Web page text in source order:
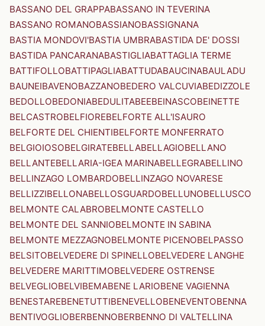
BASSANO DEL GRAPPABASSANO IN TEVERINA
BASSANO ROMANOBASSIANOBASSIGNANA
BASTIA MONDOVI'BASTIA UMBRABASTIDA DE' DOSSI
BASTIDA PANCARANABASTIGLIABATTAGLIA TERME
BATTIFOLLOBATTIPAGLIABATTUDABAUCINABAULADU
BAUNEIBAVENOBAZZANOBEDERO VALCUVIABEDIZZOLE
BEDOLLOBEDONIABEDULITABEEBEINASCOBEINETTE
BELCASTROBELFIOREBELFORTE ALL'ISAURO
BELFORTE DEL CHIENTIBELFORTE MONFERRATO
BELGIOIOSOBELGIRATEBELLABELLAGIOBELLANO
BELLANTEBELLARIA-IGEA MARINABELLEGRABELLINO
BELLINZAGO LOMBARDOBELLINZAGO NOVARESE
BELLIZZIBELLONABELLOSGUARDOBELLUNOBELLUSCO
BELMONTE CALABROBELMONTE CASTELLO
BELMONTE DEL SANNIOBELMONTE IN SABINA
BELMONTE MEZZAGNOBELMONTE PICENOBELPASSO
BELSITOBELVEDERE DI SPINELLOBELVEDERE LANGHE
BELVEDERE MARITTIMOBELVEDERE OSTRENSE
BELVEGLIOBELVIBEMABENE LARIOBENE VAGIENNA
BENESTAREBENETUTTIBENEVELLOBENEVENTOBENNA
BENTIVOGLIOBERBENNOBERBENNO DI VALTELLINA